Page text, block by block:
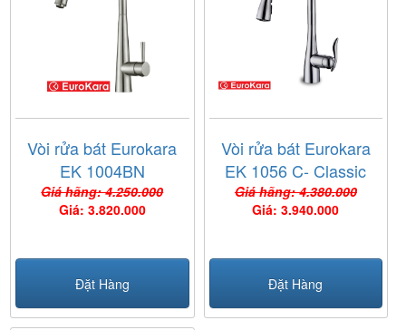
Vòi rửa bát Eurokara
EK 1004BN
Giá hãng: 4.250.000
Giá: 3.820.000
Đặt Hàng
Vòi rửa bát Eurokara
EK 1056 C- Classic
Giá hãng: 4.380.000
Giá: 3.940.000
Đặt Hàng